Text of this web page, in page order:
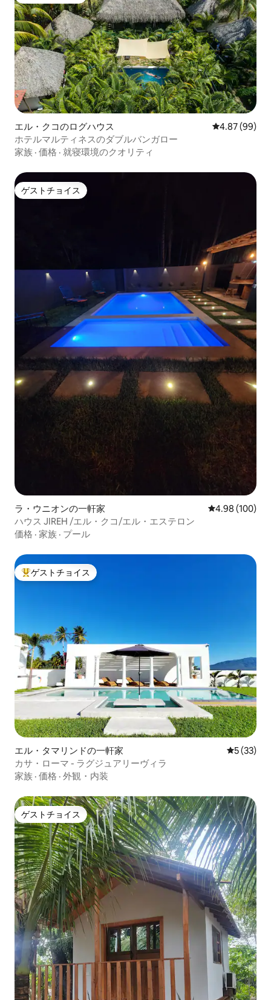
エル・クコのログハウス レビュー99
4.87 (99)
ホテルマルティネスのダブルバンガロー
家族 · 価格 · 就寝環境のクオリティ
ゲストチョイス
ゲストチョイス
ラ・ウニオンの一軒家 レビュー100
4.98 (100)
ハウス JIREH /エル・クコ/エル・エステロン
価格 · 家族 · プール
大好評のゲストチョイスです。
ゲストチョイス
エル・タマリンドの一軒家 レビュー
5 (33)
カサ・ローマ - ラグジュアリーヴィラ
家族 · 価格 · 外観・内装
ゲストチョイス
ゲストチョイス